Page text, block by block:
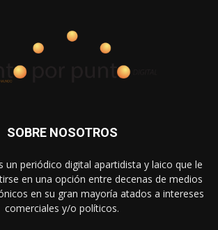
SOBRE NOSOTROS
un periódico digital apartidista y laico que le
en una opción entre decenas de medios
en su gran mayoría atados a intereses
comerciales y/o políticos.